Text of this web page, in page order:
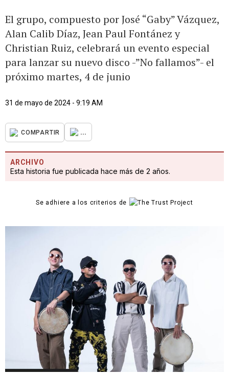
El grupo, compuesto por José “Gaby” Vázquez,
Alan Calib Díaz, Jean Paul Fontánez y
Christian Ruiz, celebrará un evento especial
para lanzar su nuevo disco -”No fallamos”- el
próximo martes, 4 de junio
31 de mayo de 2024 - 9:19 AM
COMPARTIR ...
ARCHIVO
Esta historia fue publicada hace más de 2 años.
Se adhiere a los criterios de